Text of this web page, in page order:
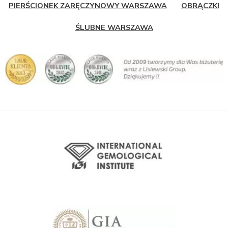
PIERŚCIONEK ZARĘCZYNOWY WARSZAWA OBRĄCZKI
ŚLUBNE WARSZAWA